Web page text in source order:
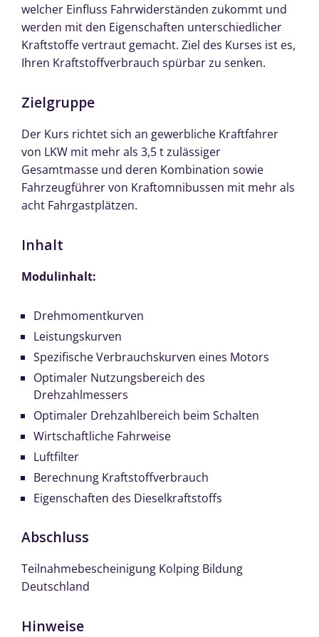
welcher Einfluss Fahrwiderständen zukommt und
werden mit den Eigenschaften unterschiedlicher
Kraftstoffe vertraut gemacht. Ziel des Kurses ist es,
Ihren Kraftstoffverbrauch spürbar zu senken.
Zielgruppe
Der Kurs richtet sich an gewerbliche Kraftfahrer
von LKW mit mehr als 3,5 t zulässiger
Gesamtmasse und deren Kombination sowie
Fahrzeugführer von Kraftomnibussen mit mehr als
acht Fahrgastplätzen.
Inhalt
Modulinhalt:
Drehmomentkurven
Leistungskurven
Spezifische Verbrauchskurven eines Motors
Optimaler Nutzungsbereich des
Drehzahlmessers
Optimaler Drehzahlbereich beim Schalten
Wirtschaftliche Fahrweise
Luftfilter
Berechnung Kraftstoffverbrauch
Eigenschaften des Dieselkraftstoffs
Abschluss
Teilnahmebescheinigung Kolping Bildung
Deutschland
Hinweise